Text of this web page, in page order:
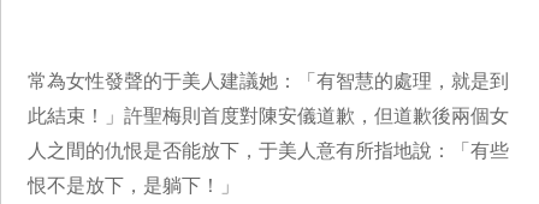
常為女性發聲的于美人建議她：「有智慧的處理，就是到
此結束！」許聖梅則首度對陳安儀道歉，但道歉後兩個女
人之間的仇恨是否能放下，于美人意有所指地說：「有些
恨不是放下，是躺下！」